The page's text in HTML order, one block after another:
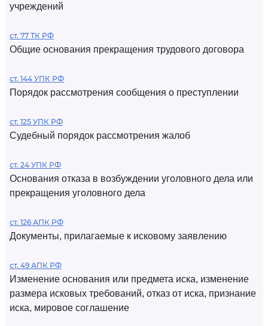
учреждений
ст. 77 ТК РФ
Общие основания прекращения трудового договора
ст. 144 УПК РФ
Порядок рассмотрения сообщения о преступлении
ст. 125 УПК РФ
Судебный порядок рассмотрения жалоб
ст. 24 УПК РФ
Основания отказа в возбуждении уголовного дела или
прекращения уголовного дела
ст. 126 АПК РФ
Документы, прилагаемые к исковому заявлению
ст. 49 АПК РФ
Изменение основания или предмета иска, изменение
размера исковых требований, отказ от иска, признание
иска, мировое соглашение